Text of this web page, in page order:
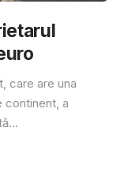
care are una
continent, a